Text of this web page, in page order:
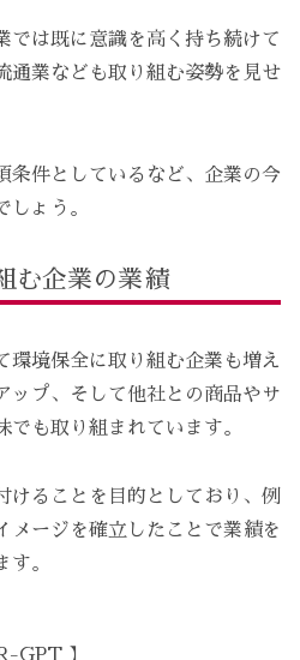
では既に意識を高く持ち続けて
通業なども取り組む姿勢を見せ
条件としているなど、企業の今
しょう。
む企業の業績
環境保全に取り組む企業も増え
ップ、そして他社との商品やサ
も取り組まれています。
けることを目的としており、例
メージを確立したことで業績を
す。
GPT 】